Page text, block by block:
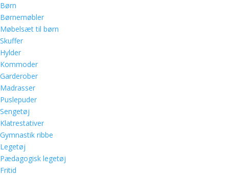
Børn
Børnemøbler
Møbelsæt til børn
Skuffer
Hylder
Kommoder
Garderober
Madrasser
Puslepuder
Sengetøj
Klatrestativer
Gymnastik ribbe
Legetøj
Pædagogisk legetøj
Fritid